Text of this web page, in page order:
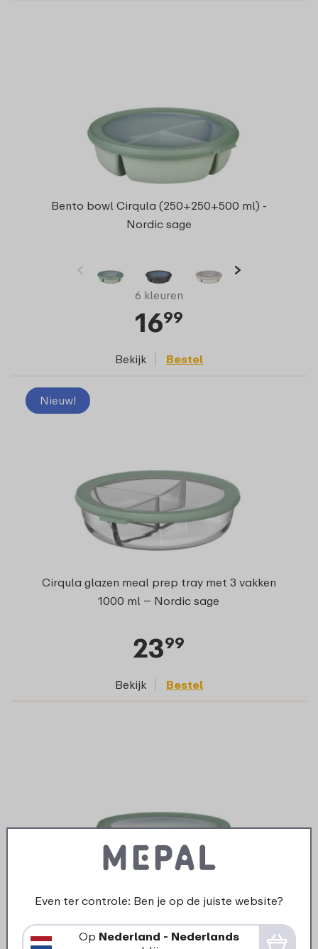
Bento bowl Cirqula (250+250+500 ml) -
Nordic sage
6 kleuren
1699
Bekijk Bestel
Nieuw!
Cirqula glazen meal prep tray met 3 vakken
1000 ml – Nordic sage
2399
Bekijk Bestel
Multikom Cirqula 1250 ml - Nordic sage
Even ter controle: Ben je op de juiste website?
Op Nederland - Nederlands